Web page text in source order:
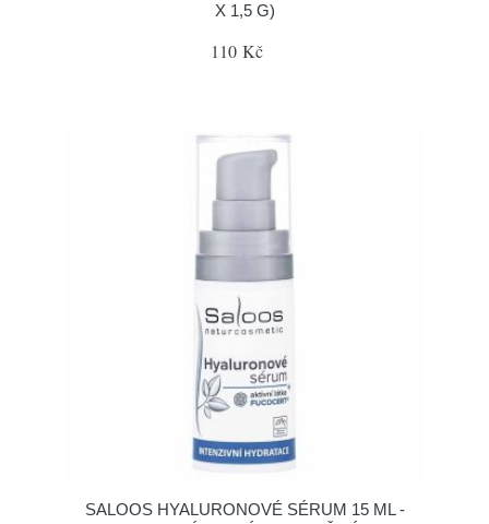
X 1,5 G)
110 Kč
SALOOS HYALURONOVÉ SÉRUM 15 ML -